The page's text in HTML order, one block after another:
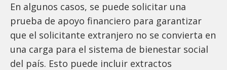
En algunos casos, se puede solicitar una
prueba de apoyo financiero para garantizar
que el solicitante extranjero no se convierta en
una carga para el sistema de bienestar social
del país. Esto puede incluir extractos